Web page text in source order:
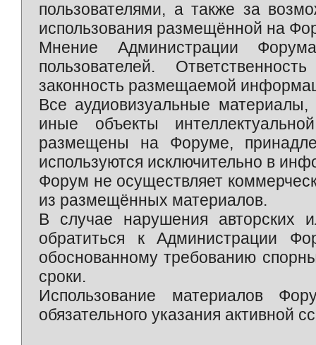
пользователями, а также за
использования размещённой на
Мнение Администрации
пользователей.
законность размещаемой
Все аудиовизуальные
иные объекты
размещены на Форуме,
используются исключительно в
Форум не осуществляет
из размещённых материалов.
В случае нарушения авторских
обратиться к Администрации
обоснованному требованию
сроки.
Использование материалов
обязательного указания активной